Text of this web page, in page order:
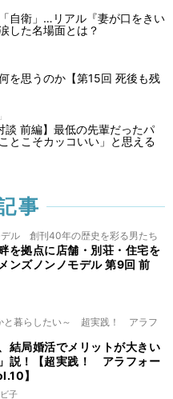
自衛」…リアル『妻が口をきい
した名場面とは？
を思うのか【第15回 死後も残
談 前編】最低の先輩だったパ
とこそカッコいい」と思える
事
ル 創刊40年の歴史を彩る男たち
拠点に店舗・別荘・住宅を
ンズノンノモデル 第9回 前
と暮らしたい～ 超実践！ アラフ
結局婚活でメリットが大きい
説！【超実践！ アラフォー
】
子